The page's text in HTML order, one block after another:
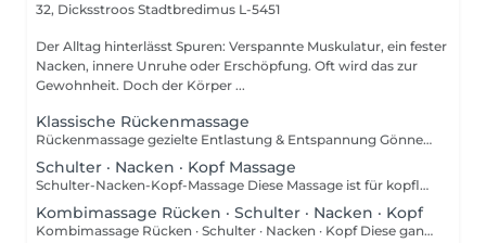
32, Dicksstroos Stadtbredimus L-5451
Der Alltag hinterlässt Spuren: Verspannte Muskulatur, ein fester
Nacken, innere Unruhe oder Erschöpfung. Oft wird das zur
Gewohnheit. Doch der Körper ...
Klassische Rückenmassage
Rückenmassage gezielte Entlastung & Entspannung Gönnen Sie Ihrem Rücken gezielte Erholung: Entspannende und wirkungsvolle Massagegriffe lockern, dehnen und tonisieren Problemzonen im Lenden-, Brust- und Schulter-Nackenbereich sowie die Brustmuskulatur. Schmerzen, Muskelverkürzungen und Blockaden werden gelindert, gleichzeitig wird die Durchblutung angeregt.
Schulter · Nacken · Kopf Massage
Schulter-Nacken-Kopf-Massage Diese Massage ist für kopflastige und gestresste Menschen gedacht. Sie fühlen sich entspannt, leicht und ganz bei sich. Spezielle Grifftechniken der HWS-Mobilisierung sorgen für schnelles Abschalten, Gedankenberuhigung und nachhaltige Kopffreiheit. Gezielte Hilfe gegen Stressspannungen, Nackenschmerzen, Schwindel, Haltungsprobleme, Kopfschmerzen und Erschöpfungszustände.
Kombimassage Rücken · Schulter · Nacken · Kopf
Kombimassage Rücken · Schulter · Nacken · Kopf Diese ganzheitliche Kombimassage vereint die kraftvolle Wirkung der klassischen Rückenmassage mit gezielten Grifftechniken für Schulter, Nacken und Kopf Bereiche, in denen sich Stress und Anspannung besonders intensiv festsetzen. Durch fließende, tiefgehende und zugleich achtsame Bewegungen werden muskuläre Verspannungen gelöst, die Durchblutung gefördert und das Nervensystem spürbar beruhigt. Der Fokus auf Nacken und Kopf wirkt zusätzlich befreiend bei mentaler Erschöpfung, innerer Unruhe und Druckgefühlen. Die Behandlung schenkt Ihnen nicht nur körperliche Entlastung, sondern auch ein Gefühl von Weite, Klarheit und innerer Balance.